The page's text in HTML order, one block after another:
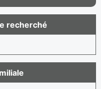
recherché